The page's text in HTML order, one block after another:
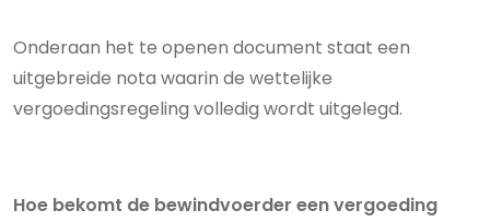
Onderaan het te openen document staat een
uitgebreide nota waarin de wettelijke
vergoedingsregeling volledig wordt uitgelegd.
Hoe bekomt de bewindvoerder een vergoeding